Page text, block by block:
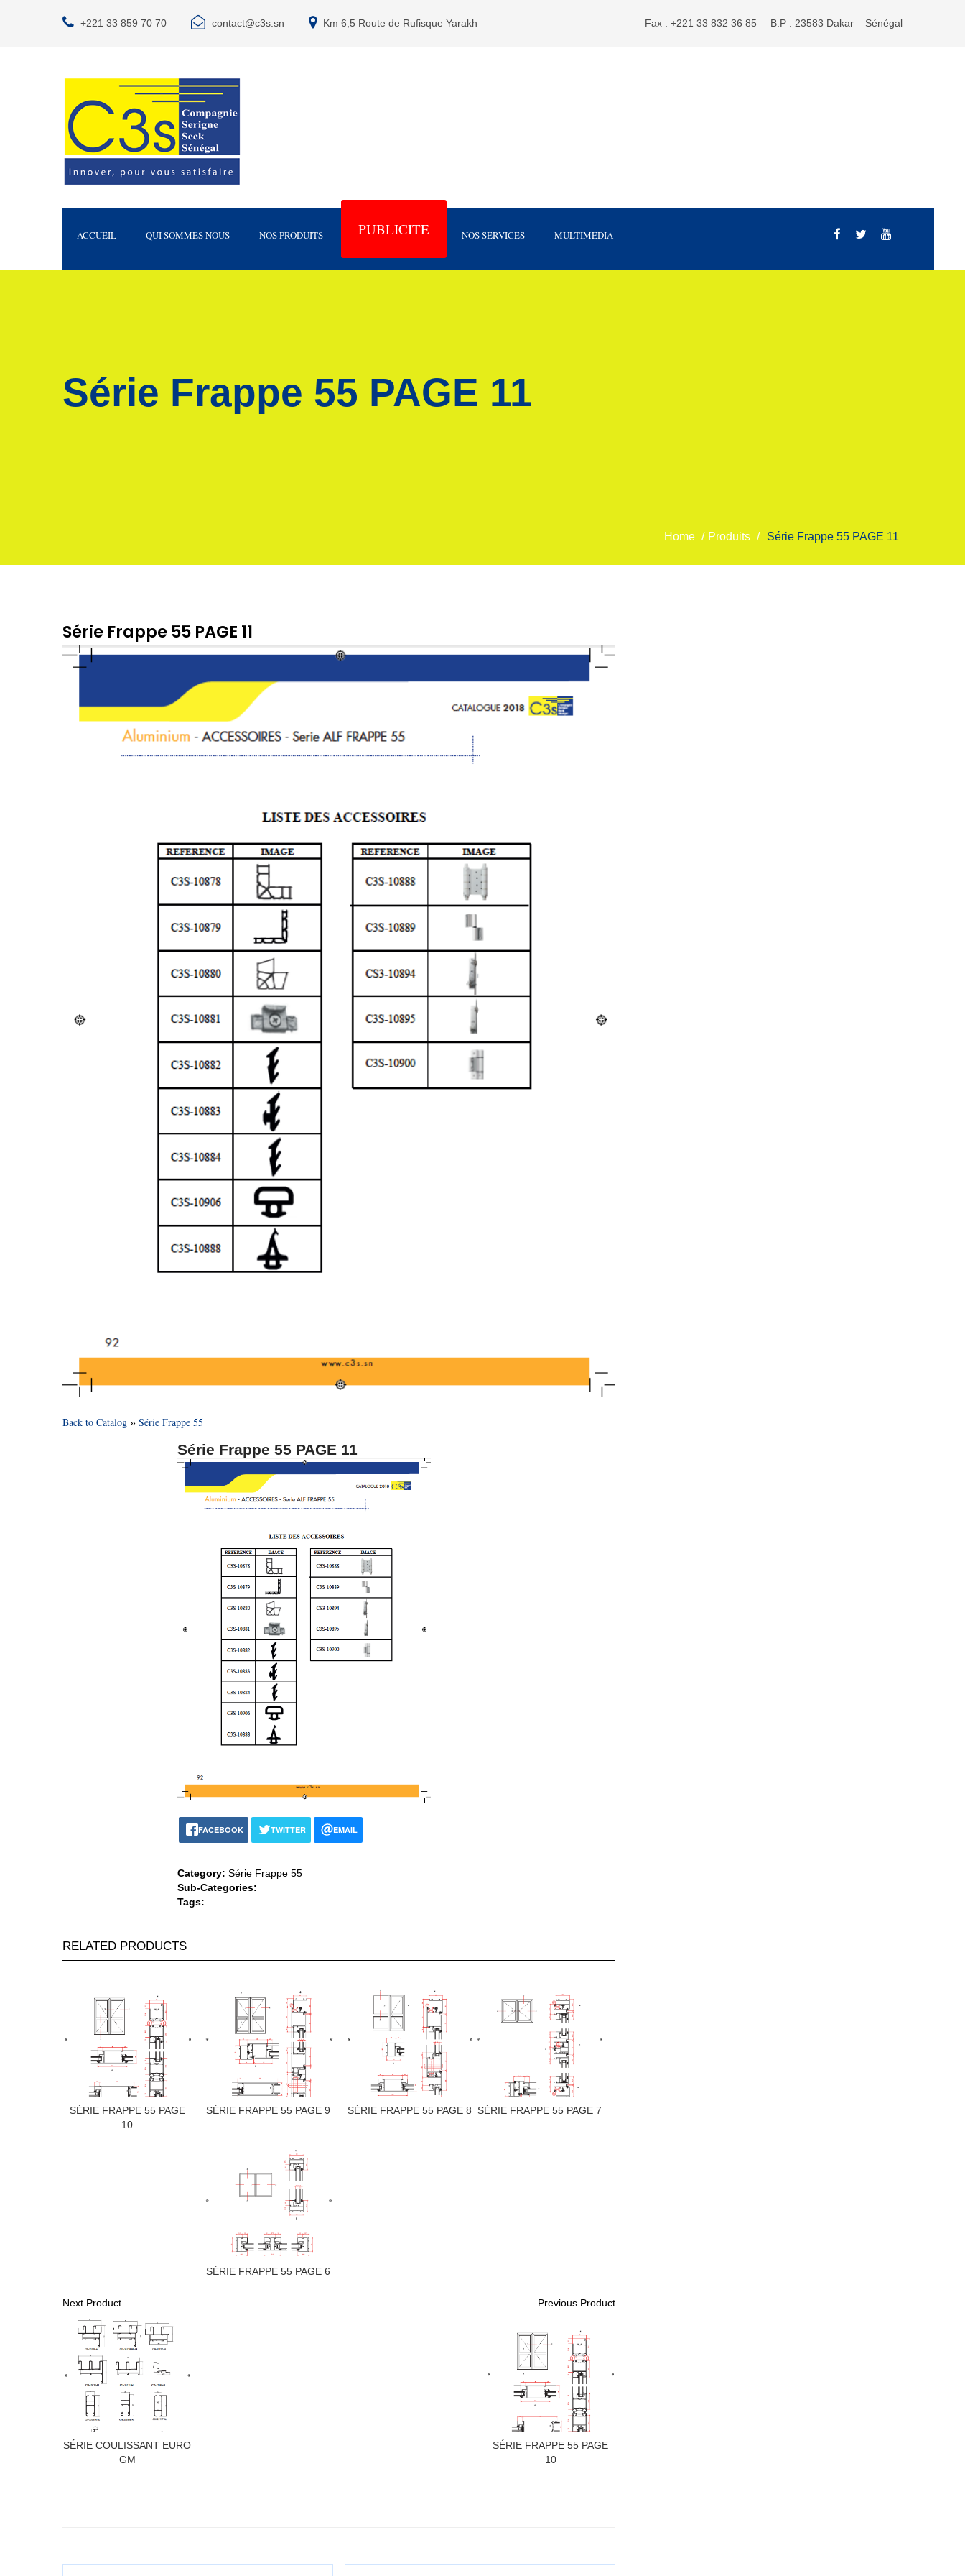
+221 33 859 70 70 contact@c3s.sn Km 6,5 Route de Rufisque Yarakh Fax : +221 33 832 36 85 B.P : 23583 Dakar – Sénégal
ACCUEIL QUI SOMMES NOUS NOS PRODUITS PUBLICITE NOS SERVICES MULTIMEDIA
Série Frappe 55 PAGE 11
Home / Produits / Série Frappe 55 PAGE 11
Série Frappe 55 PAGE 11
Back to Catalog Série Frappe 55
Série Frappe 55 PAGE 11
FACEBOOK TWITTER EMAIL
Category: Série Frappe 55
Sub-Categories:
Tags:
RELATED PRODUCTS
SÉRIE FRAPPE 55 PAGE
10
SÉRIE FRAPPE 55 PAGE 9 SÉRIE FRAPPE 55 PAGE 8 SÉRIE FRAPPE 55 PAGE 7
SÉRIE FRAPPE 55 PAGE 6
Next Product
SÉRIE COULISSANT EURO
GM
Previous Product
SÉRIE FRAPPE 55 PAGE
10